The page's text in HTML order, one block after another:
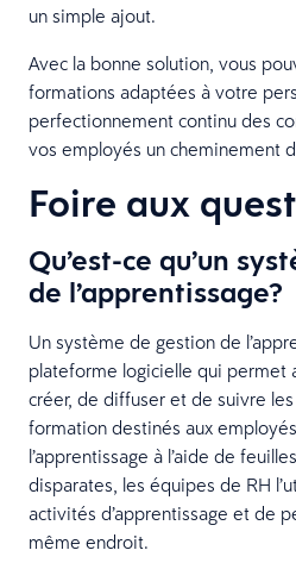
un simple ajout.
Avec la bonne solution, vous
formations adaptées à votre
perfectionnement continu des
vos employés un cheminement
Foire aux
Qu’est-ce qu’un
de l’apprentissage?
Un système de gestion de
plateforme logicielle qui permet
créer, de diffuser et de suivre
formation destinés aux
l’apprentissage à l’aide de
disparates, les équipes de RH
activités d’apprentissage et de
même endroit.